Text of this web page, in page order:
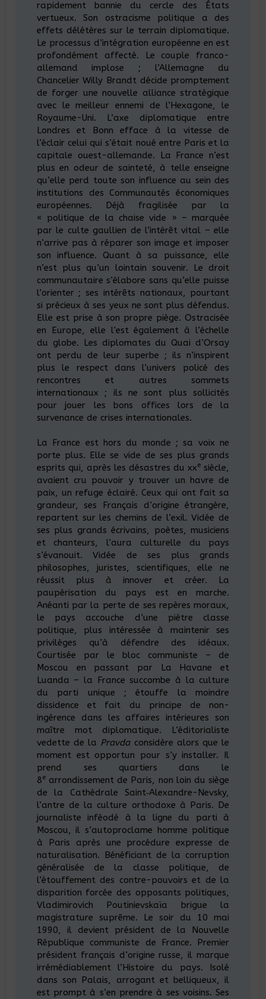
rapidement bannie du cercle des États
vertueux. Son ostracisme politique a des
effets délétères sur le terrain diplomatique.
Le processus d’intégration européenne en est
profondément affecté. Le couple franco-
allemand implose ; l’Allemagne du
Chancelier Willy Brandt décide promptement
de forger une nouvelle alliance stratégique
avec le meilleur ennemi de l’Hexagone, le
Royaume-Uni. L’axe diplomatique entre
Londres et Bonn efface à la vitesse de
l’éclair celui qui s’était noué entre Paris et la
capitale ouest-allemande. La France n’est
plus en odeur de sainteté, à telle enseigne
qu’elle perd toute son influence au sein des
institutions des Communautés économiques
européennes. Déjà fragilisée par la
« politique de la chaise vide » – marquée
par le culte gaullien de l’intérêt vital – elle
n’arrive pas à réparer son image et imposer
son influence. Quant à sa puissance, elle
n’est plus qu’un lointain souvenir. Le droit
communautaire s’élabore sans qu’elle puisse
l’orienter ; ses intérêts nationaux, pourtant
si précieux à ses yeux ne sont plus défendus.
Elle est prise à son propre piège. Ostracisée
en Europe, elle l’est également à l’échelle
du globe. Les diplomates du Quai d’Orsay
ont perdu de leur superbe ; ils n’inspirent
plus le respect dans l’univers policé des
rencontres et autres sommets
internationaux ; ils ne sont plus sollicités
pour jouer les bons offices lors de la
survenance de crises internationales.
La France est hors du monde ; sa voix ne
porte plus. Elle se vide de ses plus grands
esprits qui, après les désastres du xxe siècle,
avaient cru pouvoir y trouver un havre de
paix, un refuge éclairé. Ceux qui ont fait sa
grandeur, ses Français d’origine étrangère,
repartent sur les chemins de l’exil. Vidée de
ses plus grands écrivains, poètes, musiciens
et chanteurs, l’aura culturelle du pays
s’évanouit. Vidée de ses plus grands
philosophes, juristes, scientifiques, elle ne
réussit plus à innover et créer. La
paupérisation du pays est en marche.
Anéanti par la perte de ses repères moraux,
le pays accouche d’une piètre classe
politique, plus intéressée à maintenir ses
privilèges qu’à défendre des idéaux.
Courtisée par le bloc communiste – de
Moscou en passant par La Havane et
Luanda – la France succombe à la culture
du parti unique ; étouffe la moindre
dissidence et fait du principe de non-
ingérence dans les affaires intérieures son
maître mot diplomatique. L’éditorialiste
vedette de la Pravdaconsidère alors que le
moment est opportun pour s’y installer. Il
prend ses quartiers dans le
8earrondissement de Paris, non loin du siège
de la Cathédrale Saint‑Alexandre-Nevsky,
l’antre de la culture orthodoxe à Paris. De
journaliste inféodé à la ligne du parti à
Moscou, il s’autoproclame homme politique
à Paris après une procédure expresse de
naturalisation. Bénéficiant de la corruption
généralisée de la classe politique, de
l’étouffement des contre-pouvoirs et de la
disparition forcée des opposants politiques,
Vladimirovich Poutinievskaïa brigue la
magistrature suprême. Le soir du 10 mai
1990, il devient président de la Nouvelle
République communiste de France. Premier
président français d’origine russe, il marque
irrémédiablement l’Histoire du pays. Isolé
dans son Palais, arrogant et belliqueux, il
est prompt à s’en prendre à ses voisins. Ses